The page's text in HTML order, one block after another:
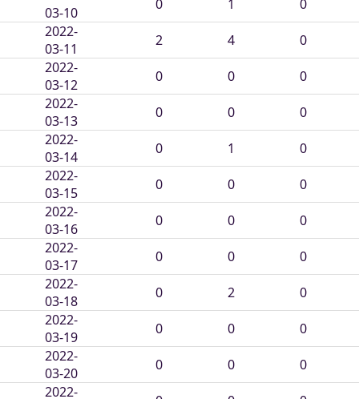
03-10
0 1
0
2022-
03-11
2 4
0
2022-
03-12
0 0
0
2022-
03-13
0 0
0
2022-
03-14
0 1
0
2022-
03-15
0 0
0
2022-
03-16
0 0
0
2022-
03-17
0 0
0
2022-
03-18
0 2
0
2022-
03-19
0 0
0
2022-
03-20
0 0
0
2022-